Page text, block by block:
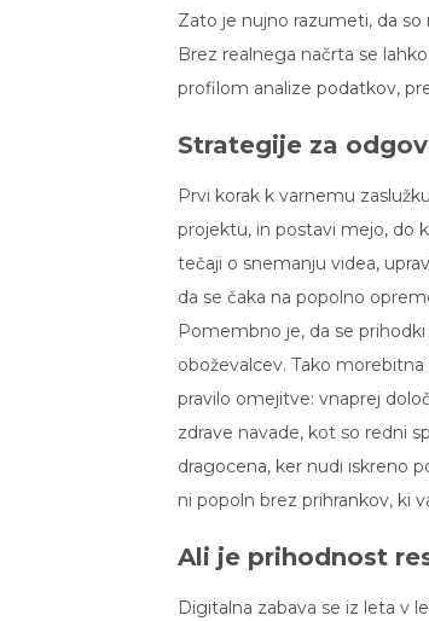
Zato je nujno razumeti, da
Brez realnega načrta se
profilom analize podatkov,
Strategije za
Prvi korak k varnemu
projektu, in postavi mejo, do
tečaji o snemanju videa,
da se čaka na popolno
Pomembno je, da se
oboževalcev. Tako
pravilo omejitve: vnaprej
zdrave navade, kot so redni
dragocena, ker nudi iskreno
ni popoln brez prihrankov, ki
Ali je prihodnost
Digitalna zabava se iz leta v